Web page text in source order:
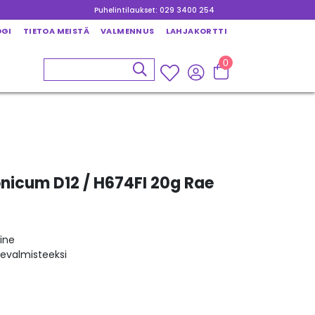
Puhelintilaukset: 029 3400 254
TIETOA MEISTÄ VALMENNUS LAHJAKORTTI
0
D12 / H674FI 20g Rae